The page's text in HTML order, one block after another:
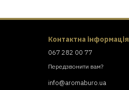
Контактна інформація
067 282 00 77
Передзвонити вам?
info@aromaburo.ua